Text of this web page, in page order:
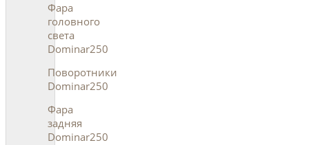
Фара
головного
света
Dominar250
Поворотники
Dominar250
Фара
задняя
Dominar250